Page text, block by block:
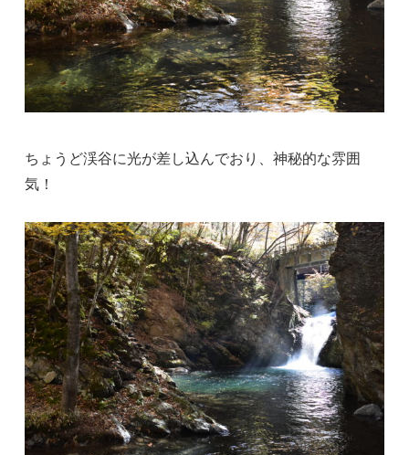
ちょうど渓谷に光が差し込んでおり、神秘的な雰囲
気！